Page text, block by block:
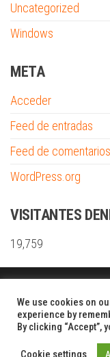
Uncategorized
Windows
META
Acceder
Feed de entradas
Feed de comentarios
WordPress.org
VISITANTES
19,759
We use cookies on
experience by
By clicking “Accept”,
Cookie settings